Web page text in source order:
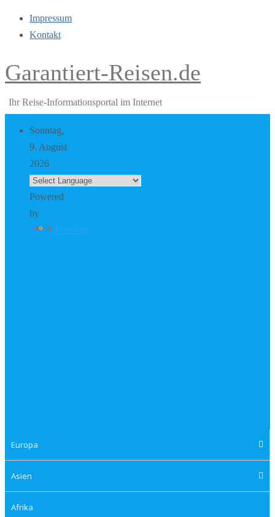
Impressum
Kontakt
Garantiert-Reisen.de
Ihr Reise-Informationsportal im Internet
Sonntag,
9. August
2026
Powered
by
Translate
Europa
Asien
Afrika